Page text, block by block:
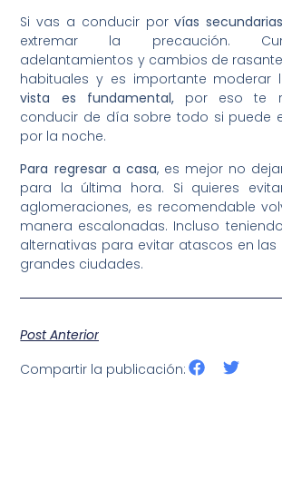
Si vas a conducir porvías
extremar la precaución.
adelantamientos y cambios de
habituales y es importante moderar
vista es fundamental, por eso te
conducir de día sobre todo si puede
por la noche.
Para regresar a casa, es mejor no
para la última hora. Si quieres
aglomeraciones, es recomendable
manera escalonadas. Incluso
alternativas para evitar atascos en
grandes ciudades.
Post Anterior
Compartir la publicación: